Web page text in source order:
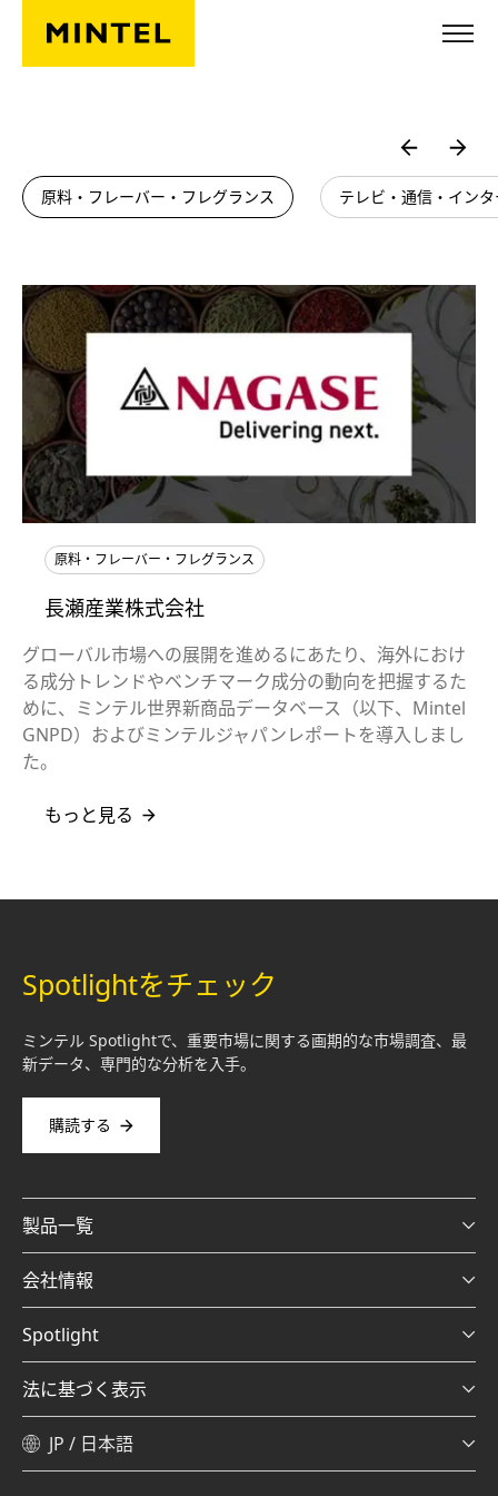
Skip to main content
テレビ・通信・イン
原料・フレーバー・フレグランス
原料・フレーバー・フレグランス
長瀬産業株式会社
グローバル市場への展開を進めるにあたり、海外におけ
る成分トレンドやベンチマーク成分の動向を把握するた
めに、ミンテル世界新商品データベース（以下、Mintel
GNPD）およびミンテルジャパンレポートを導入しまし
た。
もっと見る
Spotlightをチェック
ミンテル Spotlightで、重要市場に関する画期的な市場調査、最
新データ、専門的な分析を入手。
購読する
製品一覧
会社情報
Spotlight
法に基づく表示
JP / 日本語